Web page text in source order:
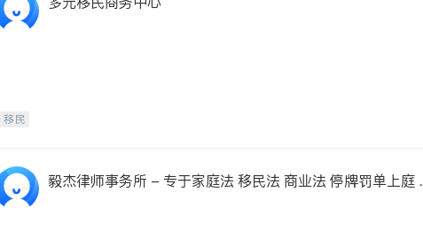
移民
毅杰律师事务所 - 专于家庭法 移民法 商业法 停牌罚单上庭 刑